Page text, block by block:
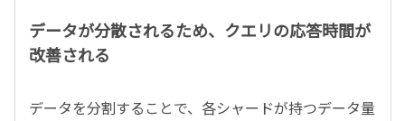
データが分散されるため、クエリの応答時間が
改善される
データを分割することで、各シャードが持つデータ量